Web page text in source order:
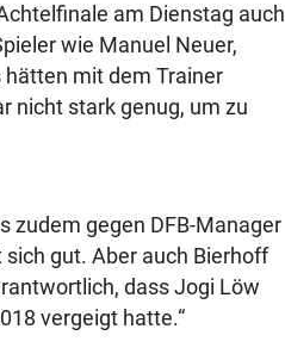
am Dienstag auch
wie Manuel Neuer,
mit dem Trainer
nicht stark genug, um zu
zudem gegen DFB-Manager
sich gut. Aber auch Bierhoff
dass Jogi Löw
vergeigt hatte.“